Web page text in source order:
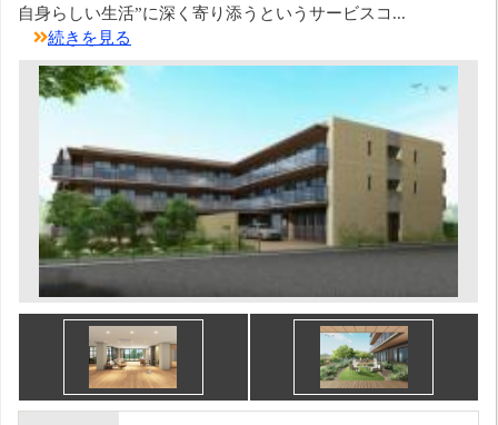
自身らしい生活”に深く寄り添うというサービスコ...
続きを見る